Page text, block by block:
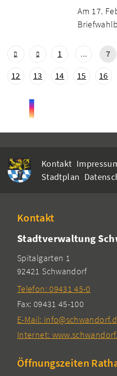
Am 17.
1 ... 7
12
13 14 15 16
Kontakt
Stadtplan
Kontakt
Stadtverwaltung
Spitalgarten 1
92421 Schwandorf
Telefon: 09431 45-0
Fax: 09431 45-100
E-Mail:
Internet:
Öffnungszeiten